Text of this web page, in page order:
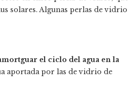
solares. Algunas perlas de vidrio
el ciclo del agua en la
aportada por las de vidrio de